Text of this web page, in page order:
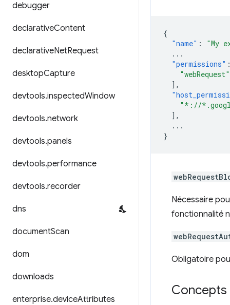
debugger
declarativeContent
declarativeNetRequest
desktopCapture
devtools.inspectedWindow
devtools.network
devtools.panels
devtools.performance
devtools.recorder
dns
documentScan
dom
downloads
enterprise.deviceAttributes
{
"name" : "My
...
"permissions" :
"webRequest"
],
"*://
],
...
}
Nécessaire
fonctionnalité
Obligatoire